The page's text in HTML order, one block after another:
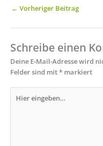
← Vorheriger Beitrag
Schreibe einen
Deine E-Mail-Adresse wird
Felder sind mit* markiert
eingeben…